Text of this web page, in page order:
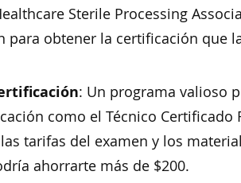
Sterile Processing
para obtener la certificación que
: Un programa valioso
como el Técnico Certificado
tarifas del examen y los
ahorrarte más de $200.